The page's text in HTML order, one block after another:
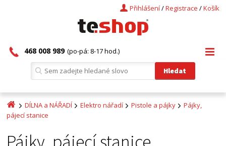
Košík
/
Registrace
/
Přihlášení
468 008 989 (po-pá: 8-17 hod.)
DÍLNA a NÁŘADÍ Elektro nářadí Pistole a pájky
Pájky,
pájecí stanice